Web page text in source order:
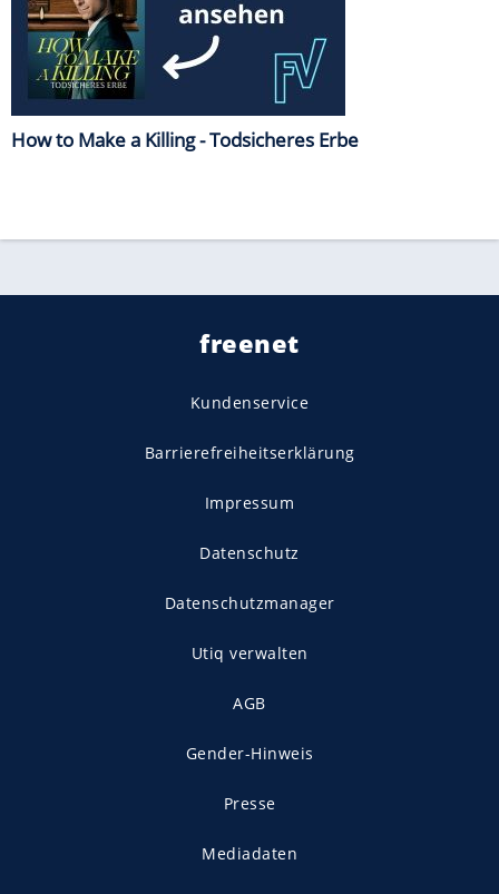
How to Make a Killing - Todsicheres Erbe
freenet
Kundenservice
Barrierefreiheitserklärung
Impressum
Datenschutz
Datenschutzmanager
Utiq verwalten
AGB
Gender-Hinweis
Presse
Mediadaten